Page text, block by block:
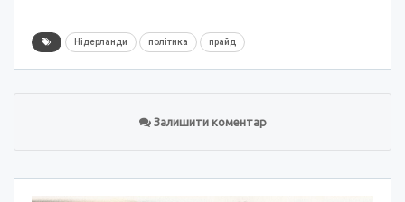
Нідерланди політика прайд
Залишити коментар